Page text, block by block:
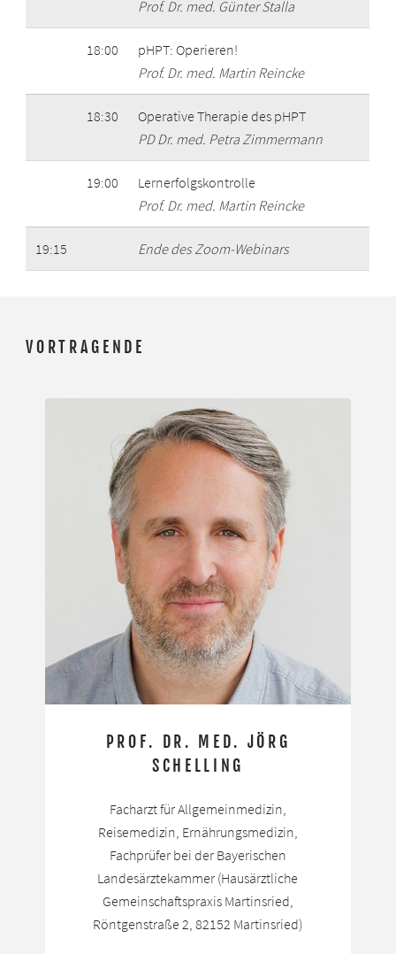
Prof. Dr. med. Günter Stalla
18:00
pHPT: Operieren!
Prof. Dr. med. Martin Reincke
18:30
Operative Therapie des pHPT
PD Dr. med. Petra Zimmermann
19:00
Lernerfolgskontrolle
Prof. Dr. med. Martin Reincke
19:15 Ende des Zoom-Webinars
VORTRAGENDE
PROF. DR. MED. JÖRG
SCHELLING
Facharzt für Allgemeinmedizin,
Reisemedizin, Ernährungsmedizin,
Fachprüfer bei der Bayerischen
Landesärztekammer (Hausärztliche
Gemeinschaftspraxis Martinsried,
Röntgenstraße 2, 82152 Martinsried)